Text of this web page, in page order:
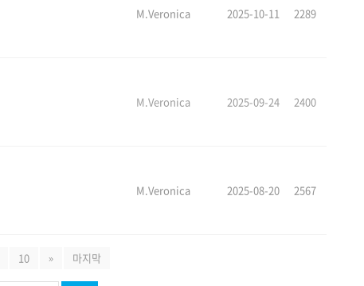
M.Veronica 2025-10-11 2289
M.Veronica 2025-09-24 2400
M.Veronica 2025-08-20 2567
10 » 마지막